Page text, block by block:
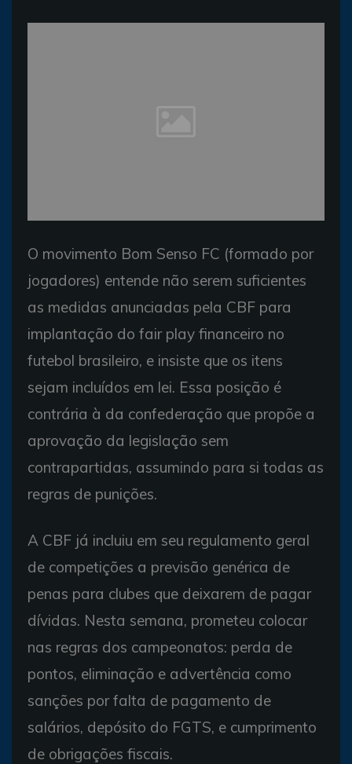
O movimento Bom Senso FC (formado por
jogadores) entende não serem suficientes
as medidas anunciadas pela CBF para
implantação do fair play financeiro no
futebol brasileiro, e insiste que os itens
sejam incluídos em lei. Essa posição é
contrária à da confederação que propõe a
aprovação da legislação sem
contrapartidas, assumindo para si todas as
regras de punições.
A CBF já incluiu em seu regulamento geral
de competições a previsão genérica de
penas para clubes que deixarem de pagar
dívidas. Nesta semana, prometeu colocar
nas regras dos campeonatos: perda de
pontos, eliminação e advertência como
sanções por falta de pagamento de
salários, depósito do FGTS, e cumprimento
de obrigações fiscais.